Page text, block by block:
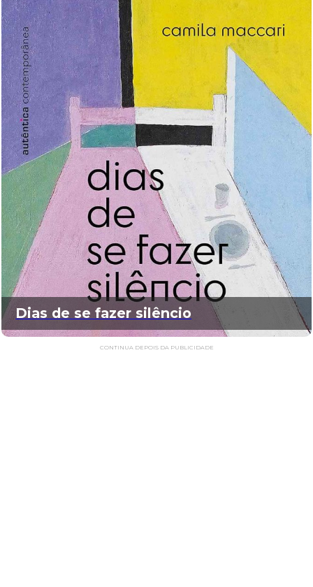
Dias de se fazer silêncio
CONTINUA DEPOIS DA PUBLICIDADE